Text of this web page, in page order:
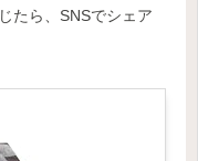
たら、SNSでシェア